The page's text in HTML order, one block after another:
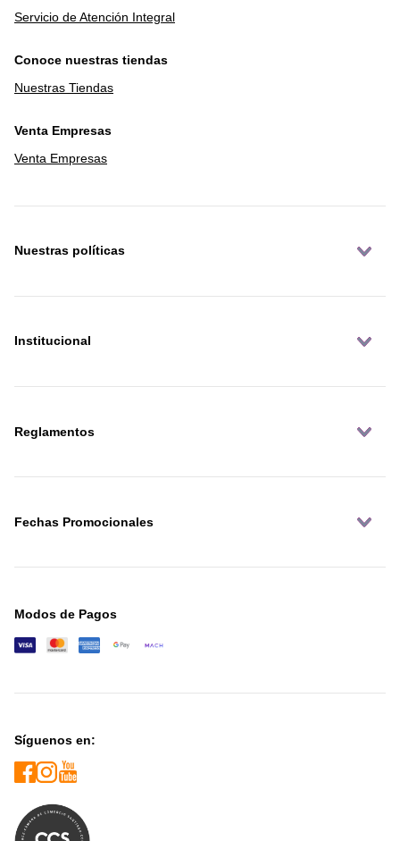
Servicio de Atención Integral
Conoce nuestras tiendas
Nuestras Tiendas
Venta Empresas
Venta Empresas
Nuestras políticas
Institucional
Reglamentos
Fechas Promocionales
Modos de Pagos
Síguenos en: